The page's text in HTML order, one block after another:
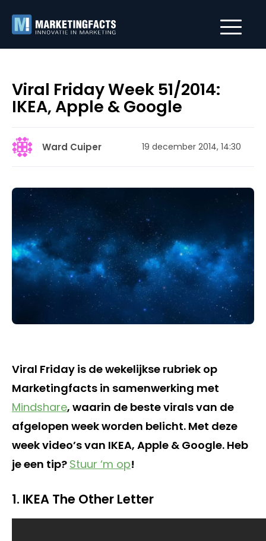
Viral Friday Week 51/2014:
IKEA, Apple & Google
Ward Cuiper 19 december 2014, 14:30
Viral Friday is de wekelijkse rubriek op
Marketingfacts in samenwerking met
Mindshare, waarin de beste virals van de
afgelopen week worden belicht. Met deze
week video’s van IKEA, Apple & Google. Heb
je een tip? Stuur ‘m op!
1. IKEA The Other Letter